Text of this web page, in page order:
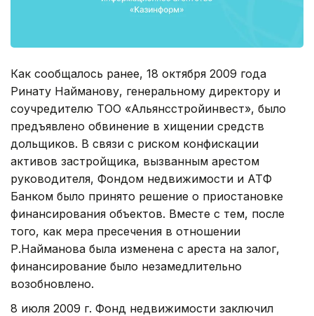
Как сообщалось ранее, 18 октября 2009 года
Ринату Найманову, генеральному директору и
соучредителю ТОО «Альянсстройинвест», было
предъявлено обвинение в хищении средств
дольщиков. В связи с риском конфискации
активов застройщика, вызванным арестом
руководителя, Фондом недвижимости и АТФ
Банком было принято решение о приостановке
финансирования объектов. Вместе с тем, после
того, как мера пресечения в отношении
Р.Найманова была изменена с ареста на залог,
финансирование было незамедлительно
возобновлено.
8 июля 2009 г. Фонд недвижимости заключил